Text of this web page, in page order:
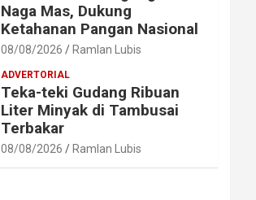
Naga Mas, Dukung
Ketahanan Pangan Nasional
08/08/2026 Ramlan Lubis
ADVERTORIAL
Teka-teki Gudang Ribuan
Liter Minyak di Tambusai
Terbakar
08/08/2026 Ramlan Lubis